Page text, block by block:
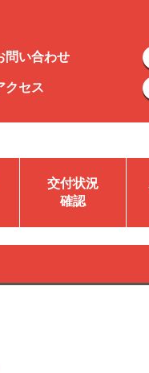
問い合わせ
クセス
交付状況
確認